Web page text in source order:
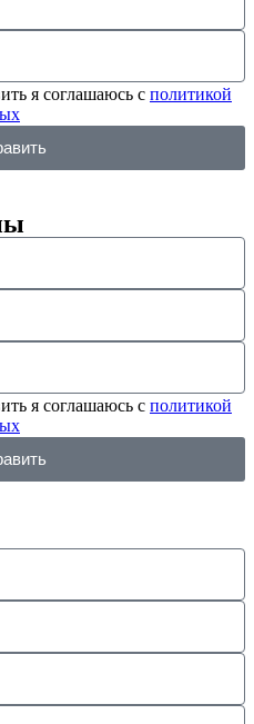
я соглашаюсь с политикой
я соглашаюсь с политикой